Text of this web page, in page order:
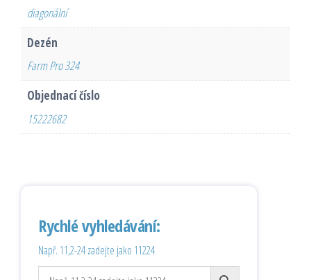
diagonální
Dezén
Farm Pro 324
Objednací číslo
15222682
Rychlé vyhledávání:
Např. 11,2-24 zadejte jako 11224